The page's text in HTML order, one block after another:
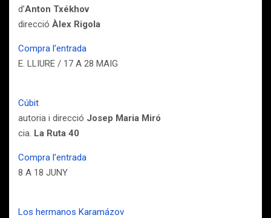
d’Anton Txékhov
direcció Àlex Rigola
Compra l’entrada
E. LLIURE / 17 A 28 MAIG
Cúbit
autoria i direcció Josep Maria Miró
cia. La Ruta 40
Compra l’entrada
8 A 18 JUNY
Los hermanos Karamázov